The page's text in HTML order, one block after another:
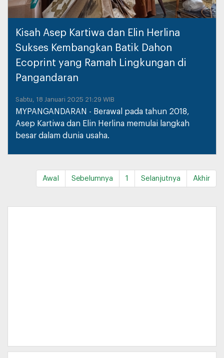
Kisah Asep Kartiwa dan Elin Herlina
Sukses Kembangkan Batik Dahon
Ecoprint yang Ramah Lingkungan di
Pangandaran
Sabtu, 18 Januari 2025 21:29 WIB
MYPANGANDARAN - Berawal pada tahun 2018,
Asep Kartiwa dan Elin Herlina memulai langkah
besar dalam dunia usaha.
Awal Sebelumnya 1 Selanjutnya Akhir